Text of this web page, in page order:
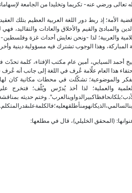
تعالى ورضي عنه- تكريما وتخليدا من الجامعة
الأمة؛ إذ ربط دور اللغة العربية العظيم بتلك
والقيم والأخلاق والعادات والتقاليد، فهي
والعربية؛ لذا -ونحن نعايش أحداث غزة
وهذا الوجوب تشترك فيه مسؤولية دينية
أحمد السيابي، أمين عام مكتب الإفتاء، كلمة
هذا العام علّامة عُرف في اللغة إلى جانب أنه
والموضوعية؛ تشكّلت في محطات مكانية كان لها
والعملية؛ لذا أخذ يُدرّس ويُلّف؛ فتخرج
وختم حديثه
(المحقق الخليلي)، قال في مطلعها: